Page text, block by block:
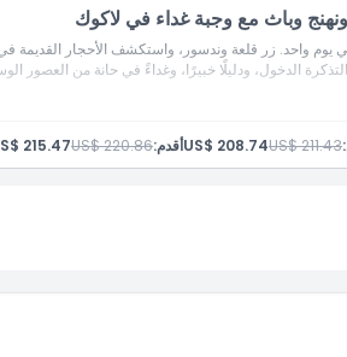
وباث مع وجبة غداء في لاكوك
في يوم واحد. زر قلعة وندسور، واستكشف الأحجار القديمة
الدخول، ودليلًا خبيرًا، وغداءً في حانة من
US$ 211.43
US$ 208.74أقدم:US$ 220.86
215.47